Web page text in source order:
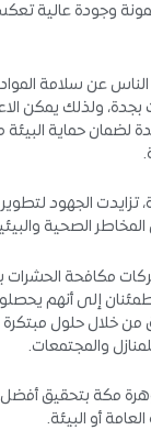
وجودة عالية
الناس عن سلامة
ولذلك يمكن
لضمان حماية البيئة
تزايدت الجهود
الصحية
مكافحة الحشرات
إلى أنهم
من خلال حلول مبتكرة
والمجتمعات.
مكة بتحقيق أفضل
أو البيئة.